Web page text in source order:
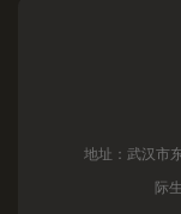
地址：武汉市
际